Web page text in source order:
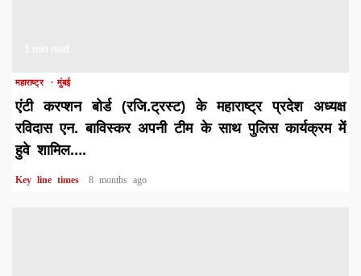
महाराष्ट्र मुंबई
एंटी करप्शन बोर्ड (रजि.ट्रस्ट) के महाराष्ट्र प्रदेश अध्यक्ष
रविदास एन. बाविस्कर अपनी टीम के साथ पुलिस कार्यक्रम में
हुवे शामिल….
Key line times 8 months ago